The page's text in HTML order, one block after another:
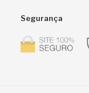
Segurança